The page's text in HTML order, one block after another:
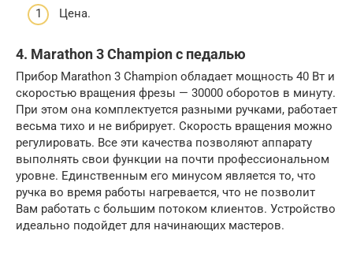
Цена.
4. Marathon 3 Champion с педалью
Прибор Marathon 3 Champion обладает мощность 40 Вт и
скоростью вращения фрезы — 30000 оборотов в минуту.
При этом она комплектуется разными ручками, работает
весьма тихо и не вибрирует. Скорость вращения можно
регулировать. Все эти качества позволяют аппарату
выполнять свои функции на почти профессиональном
уровне. Единственным его минусом является то, что
ручка во время работы нагревается, что не позволит
Вам работать с большим потоком клиентов. Устройство
идеально подойдет для начинающих мастеров.